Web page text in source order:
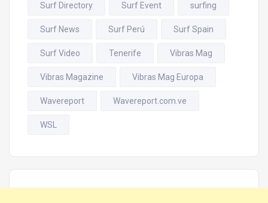
Surf Directory Surf Event surfing
Surf News Surf Perú Surf Spain
Surf Video Tenerife Vibras Mag
Vibras Magazine Vibras Mag Europa
Wavereport Wavereport.com.ve
WSL